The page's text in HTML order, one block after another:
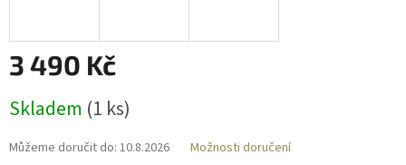
3 490 Kč
cena:
Skladem (1 ks)
Můžeme doručit do: 10.8.2026 Možnosti doručení